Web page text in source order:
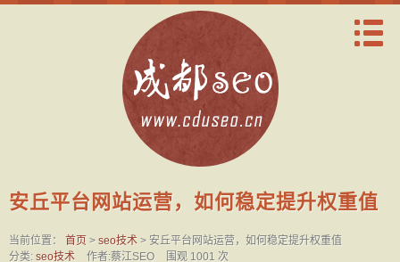
安丘平台网站运营，如何稳定提升权重值
当前位置： 首页 > seo技术 > 安丘平台网站运营，如何稳定提升权重值
分类: seo技术 作者:蔡江SEO 围观 1001 次